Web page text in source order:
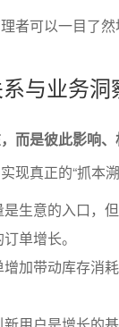
者可以一目了然
与业务洞
而是彼此影响
真正的“抓本溯
生意的入口，
单增长。
加带动库存消